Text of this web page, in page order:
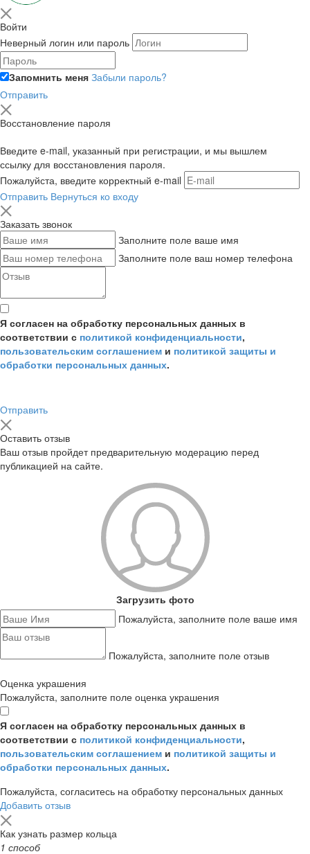
Войти
Неверный логин или пароль
Запомнить меня Забыли пароль?
Отправить
Восстановление пароля
Введите e-mail, указанный при регистрации, и мы вышлем
ссылку для восстановления пароля.
Пожалуйста, введите корректный e-mail
Отправить Вернуться ко входу
Заказать звонок
Заполните поле ваше имя
Заполните поле ваш номер телефона
Я согласен на обработку персональных данных в
соответствии с политикой конфиденциальности,
пользовательским соглашением и политикой защиты и
обработки персональных данных.
Отправить
Оставить отзыв
Ваш отзыв пройдет предварительную модерацию перед
публикацией на сайте.
Загрузить фото
Пожалуйста, заполните поле ваше имя
Пожалуйста, заполните поле отзыв
Оценка украшения
Пожалуйста, заполните поле оценка украшения
Я согласен на обработку персональных данных в
соответствии с политикой конфиденциальности,
пользовательским соглашением и политикой защиты и
обработки персональных данных.
Пожалуйста, согласитесь на обработку персональных данных
Добавить отзыв
Как узнать размер кольца
1 способ